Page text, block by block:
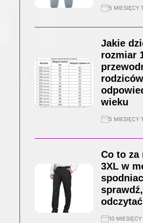
5 MIESIĘCY
Jakie
rozmiar
wieku
5 MIESIĘCY
Co to za
3XL w
10